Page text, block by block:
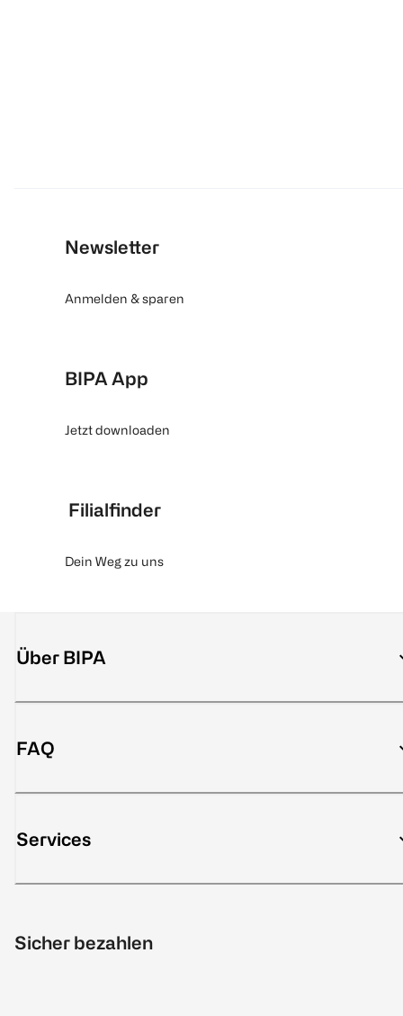
Newsletter
Anmelden & sparen
BIPA App
Jetzt downloaden
Filialfinder
Dein Weg zu uns
Über BIPA
FAQ
Services
Sicher bezahlen